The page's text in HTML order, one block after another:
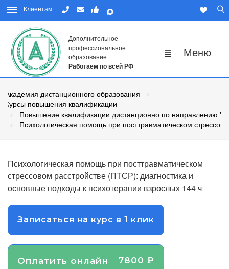
Клиентам
Дополнительное
профессиональное
образование
Работаем по всей РФ
Академия дистанционного образования
Курсы повышения квалификации
Повышение квалификации дистанционно по направлению
Психологическая помощь при посттравматическом
Психологическая помощь при посттравматическом
стрессовом расстройстве (ПТСР): диагностика и
основные подходы к психотерапии взрослых 144 ч
Записаться на курс в 1 клик
Оплатить онлайн 7800 ₽